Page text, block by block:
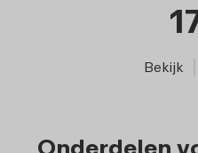
Bekijk
Onderdelen